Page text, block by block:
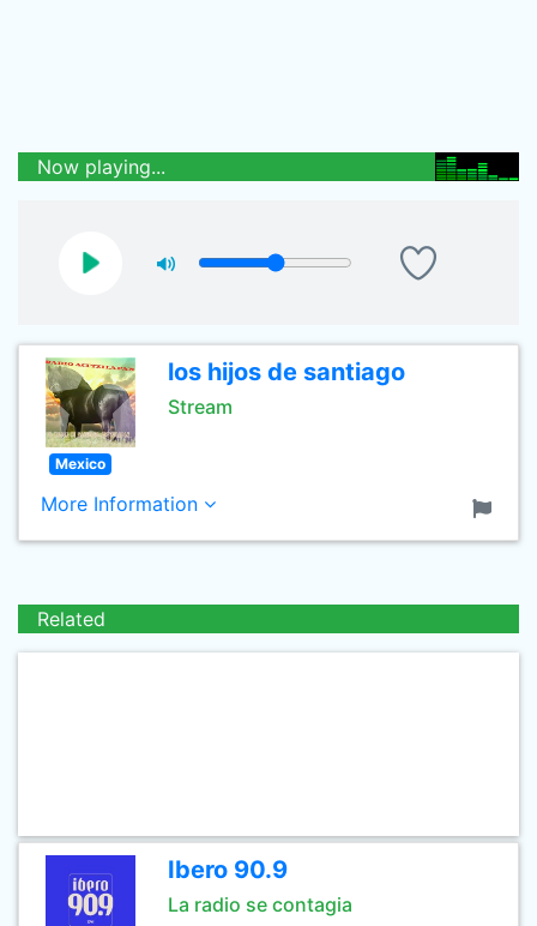
Now playing...
los hijos de santiago
Stream
Mexico
More Information
Related
Ibero 90.9
La radio se contagia